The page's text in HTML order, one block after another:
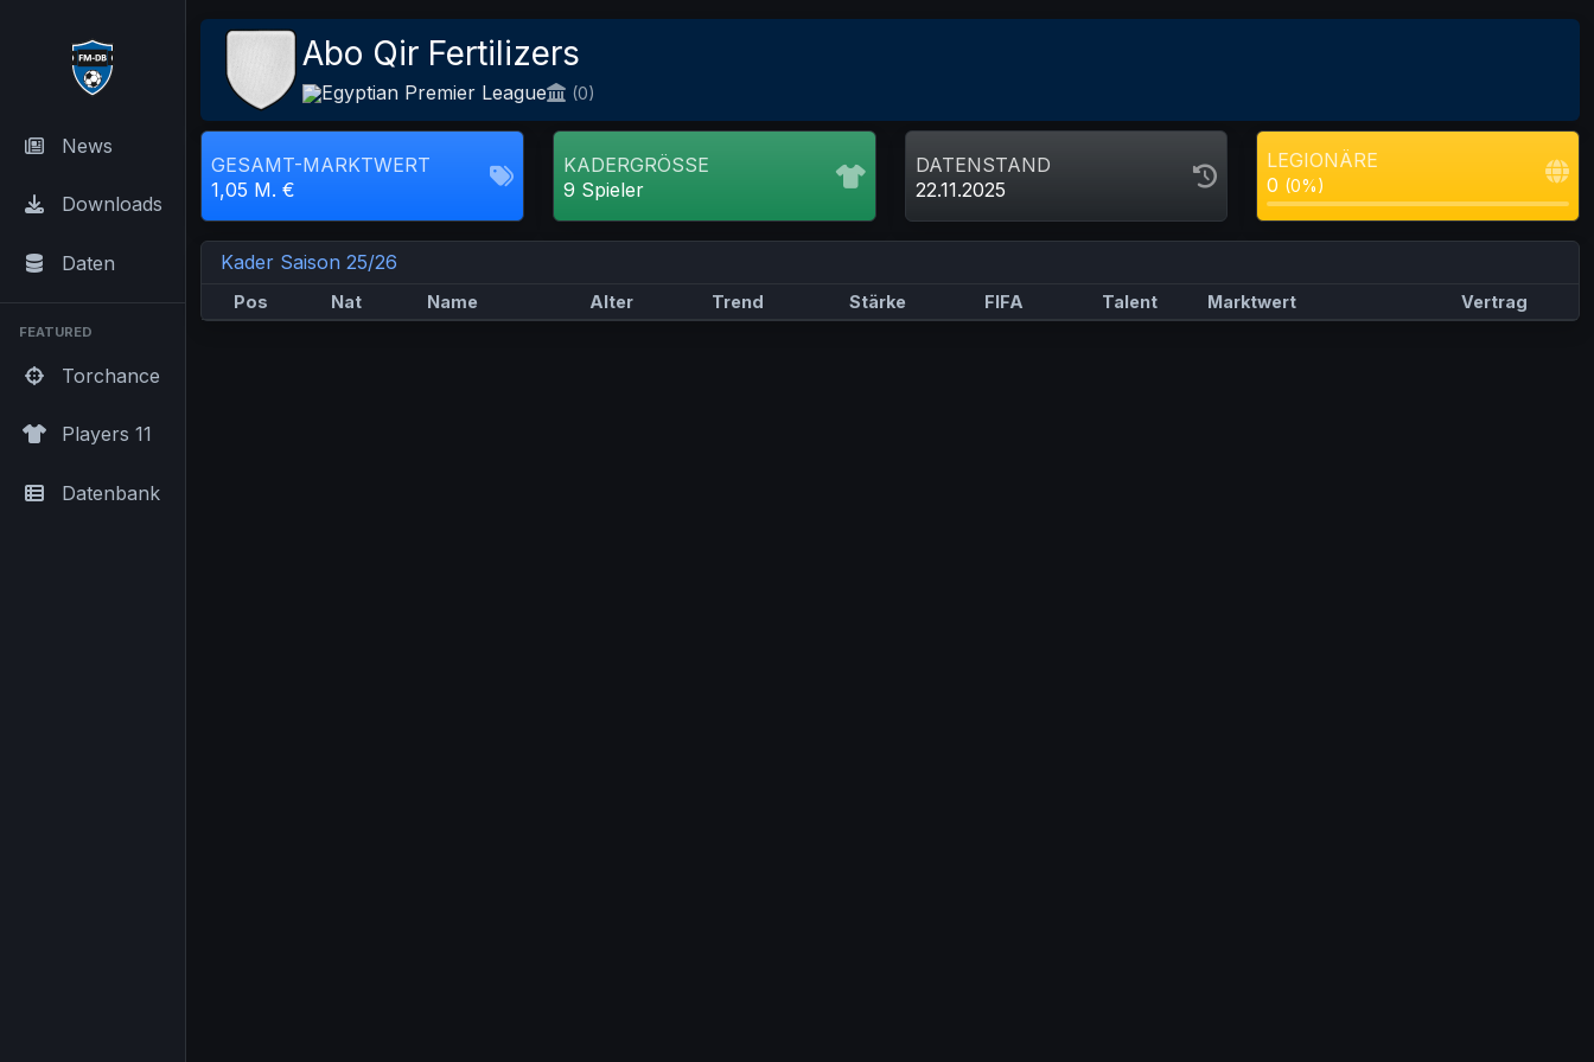
News
Downloads
Daten
FEATURED
Torchance
Players 11
Datenbank
Abo Qir Fertilizers
Egyptian Premier League (0)
GESAMT-MARKTWERT
1,05 M. €
KADERGRÖSSE
9 Spieler
DATENSTAND
22.11.2025
LEGIONÄRE
0 (0%)
Kader Saison 25/26
Pos Nat Name Alter Trend Stärke FIFA Talent Marktwert Vertrag